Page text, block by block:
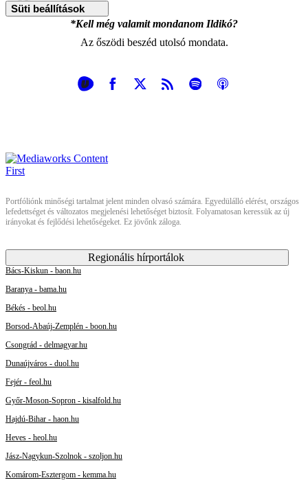
Süti beállítások
*Kell még valamit mondanom Ildikó?
Az őszödi beszéd utolsó mondata.
Portfóliónk minőségi tartalmat jelent minden olvasó számára. Egyedülálló elérést, országos
lefedettséget és változatos megjelenési lehetőséget biztosít. Folyamatosan keressük az új
irányokat és fejlődési lehetőségeket. Ez jövőnk záloga.
Regionális hírportálok
Bács-Kiskun - baon.hu
Baranya - bama.hu
Békés - beol.hu
Borsod-Abaúj-Zemplén - boon.hu
Csongrád - delmagyar.hu
Dunaújváros - duol.hu
Fejér - feol.hu
Győr-Moson-Sopron - kisalfold.hu
Hajdú-Bihar - haon.hu
Heves - heol.hu
Jász-Nagykun-Szolnok - szoljon.hu
Komárom-Esztergom - kemma.hu